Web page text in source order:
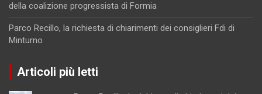
della coalizione progressista di Formia
Parco Recillo, la richiesta di chiarimenti dei consiglieri Fdi di
Minturno
Articoli più letti